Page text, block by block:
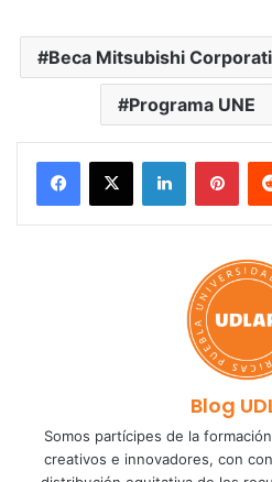
Beca Mitsubishi
Programa UNE
LinkedIn
Blog
Somos partícipes de la
creativos e innovadores, con